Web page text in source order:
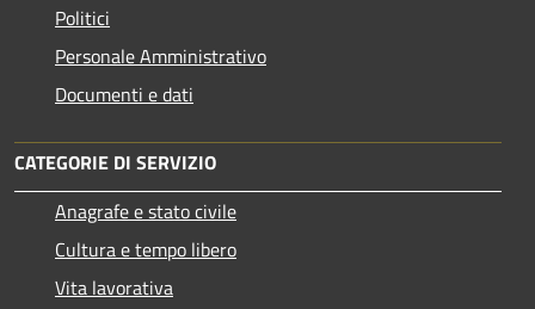
Politici
Personale Amministrativo
Documenti e dati
CATEGORIE DI SERVIZIO
Anagrafe e stato civile
Cultura e tempo libero
Vita lavorativa